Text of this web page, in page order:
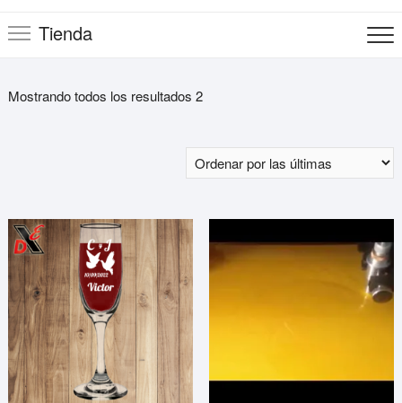
Tienda
Mostrando todos los resultados 2